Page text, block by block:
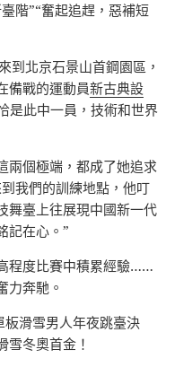
階”“奮起追趕，惡補短
到北京石景山首鋼園區，
備戰的運動員新古典設
是此中一員，技術和世界
兩個極端，都成了她追求
我們的訓練地點，他叮
舞臺上往展現中國新一代
記在心。”
程度比賽中積累經驗……
力奔馳。
板滑雪男人年夜跳臺決
雪冬奧首金！